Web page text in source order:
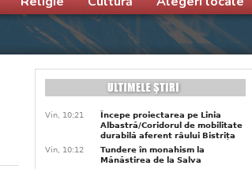
Vin, 10:21
Începe proiectarea pe Linia
Albastră/Coridorul de mobilitate
durabilă aferent râului Bistrița
Vin, 10:12
Tundere în monahism la
Mănăstirea de la Salva